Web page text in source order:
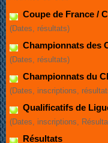
Coupe de France /
(Dates, résultats)
Championnats des
(Dates, résultats)
Championnats du
(Dates, inscriptions,
Qualificatifs de
(Dates, inscriptions,
Résultats